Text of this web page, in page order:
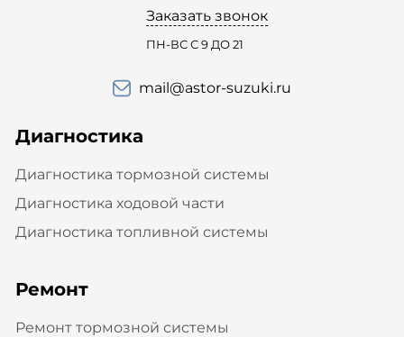
Заказать звонок
ПН-ВС С 9 ДО 21
mail@astor-suzuki.ru
Диагностика
Диагностика тормозной системы
Диагностика ходовой части
Диагностика топливной системы
Ремонт
Ремонт тормозной системы